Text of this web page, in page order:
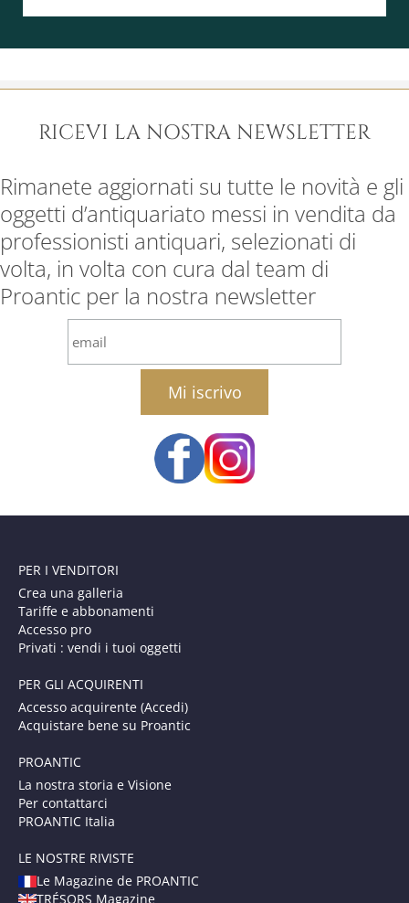
RICEVI LA NOSTRA NEWSLETTER
Rimanete aggiornati su tutte le novità e gli
oggetti d’antiquariato messi in vendita da
professionisti antiquari, selezionati di
volta, in volta con cura dal team di
Proantic per la nostra newsletter
email
PER I VENDITORI
Crea una galleria
Tariffe e abbonamenti
Accesso pro
Privati : vendi i tuoi oggetti
PER GLI ACQUIRENTI
Accesso acquirente (Accedi)
Acquistare bene su Proantic
PROANTIC
La nostra storia e Visione
Per contattarci
PROANTIC Italia
LE NOSTRE RIVISTE
Le Magazine de PROANTIC
TRÉSORS Magazine